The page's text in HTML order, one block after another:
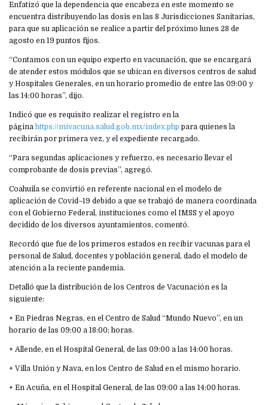
Enfatizó que la dependencia que encabeza en este momento se
encuentra distribuyendo las dosis en las 8 Jurisdicciones Sanitarias,
para que su aplicación se realice a partir del próximo lunes 28 de
agosto en 19 puntos fijos.
“Contamos con un equipo experto en vacunación, que se encargará
de atender estos módulos que se ubican en diversos centros de salud
y Hospitales Generales, en un horario promedio de entre las 09:00 y
las 14:00 horas”, dijo.
Indicó que es requisito realizar el registro en la
página https://mivacuna.salud.gob.mx/index.php para quienes la
recibirán por primera vez, y el expediente recargado.
“Para segundas aplicaciones y refuerzo, es necesario llevar el
comprobante de dosis previas”, agregó.
Coahuila se convirtió en referente nacional en el modelo de
aplicación de Covid–19 debido a que se trabajó de manera coordinada
con el Gobierno Federal, instituciones como el IMSS y el apoyo
decidido de los diversos ayuntamientos, comentó.
Recordó que fue de los primeros estados en recibir vacunas para el
personal de Salud, docentes y población general, dado el modelo de
atención a la reciente pandemia.
Detalló que la distribución de los Centros de Vacunación es la
siguiente:
+ En Piedras Negras, en el Centro de Salud “Mundo Nuevo”, en un
horario de las 09:00 a 18:00; horas.
+ Allende, en el Hospital General, de las 09:00 a las 14:00 horas.
+ Villa Unión y Nava, en los Centro de Salud en el mismo horario.
+ En Acuña, en el Hospital General, de las 09:00 a las 14:00 horas.